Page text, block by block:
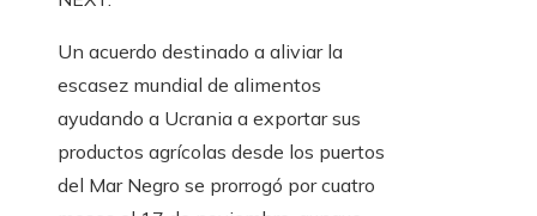
Un acuerdo destinado a aliviar la
escasez mundial de alimentos
ayudando a Ucrania a exportar sus
productos agrícolas desde los puertos
del Mar Negro se prorrogó por cuatro